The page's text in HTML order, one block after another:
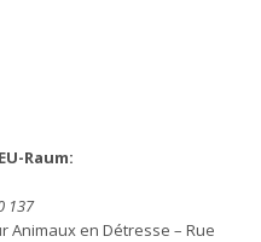
Raum:
137
Animaux en Détresse – Rue